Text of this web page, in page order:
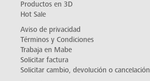
Productos en 3D
Hot Sale
Aviso de privacidad
Términos y Condiciones
Trabaja en Mabe
Solicitar factura
Solicitar cambio, devolución o cancelación